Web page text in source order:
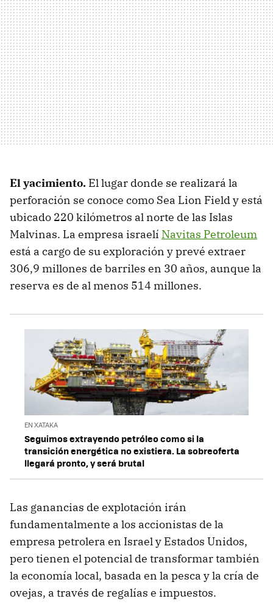
El yacimiento. El lugar donde se realizará la
perforación se conoce como Sea Lion Field y está
ubicado 220 kilómetros al norte de las Islas
Malvinas. La empresa israelí Navitas Petroleum
está a cargo de su exploración y prevé extraer
306,9 millones de barriles en 30 años, aunque la
reserva es de al menos 514 millones.
EN XATAKA
Seguimos extrayendo petróleo como si la
transición energética no existiera. La sobreoferta
llegará pronto, y será brutal
Las ganancias de explotación irán
fundamentalmente a los accionistas de la
empresa petrolera en Israel y Estados Unidos,
pero tienen el potencial de transformar también
la economía local, basada en la pesca y la cría de
ovejas, a través de regalías e impuestos.